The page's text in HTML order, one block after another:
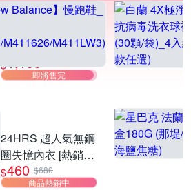
【New Balance】
慢跑鞋_女/中性_多
款任選
W3) (網路獨家款)
$
即將售完
24HRS 超人氣無鋼
圈失憶內衣 [熱銷好
評]
$460 $680
商品熱銷中